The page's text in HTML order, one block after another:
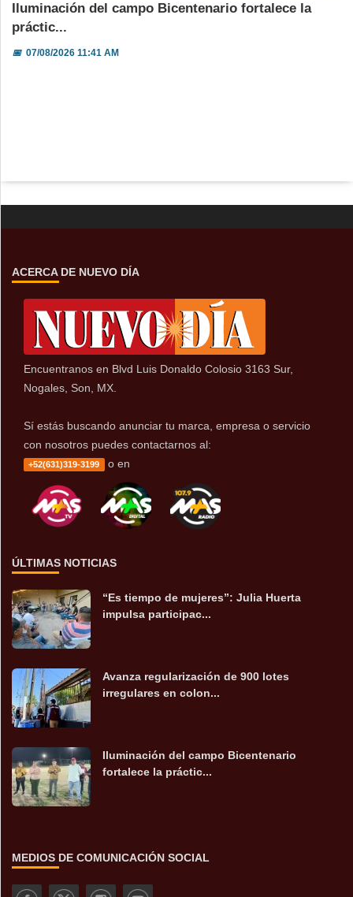
Iluminación del campo Bicentenario fortalece la
práctic...
📅07/08/2026 11:41 AM
ACERCA DE NUEVO DÍA
Encuentranos en Blvd Luis Donaldo Colosio 3163 Sur,
Nogales, Son, MX.
Sí estás buscando anunciar tu marca, empresa o servicio
con nosotros puedes contactarnos al:
+52(631)319-3199 o en
ÚLTIMAS NOTICIAS
“Es tiempo de mujeres”: Julia Huerta
impulsa participac...
Avanza regularización de 900 lotes
irregulares en colon...
Iluminación del campo Bicentenario
fortalece la práctic...
MEDIOS DE COMUNICACIÓN SOCIAL